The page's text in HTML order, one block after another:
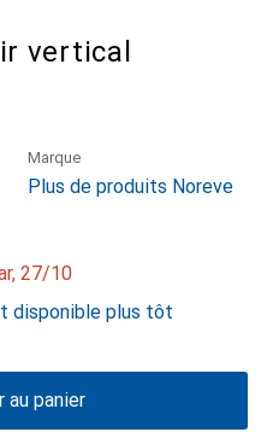
vertical
Marque
Plus de produits Noreve
27/10
disponible plus tôt
au panier